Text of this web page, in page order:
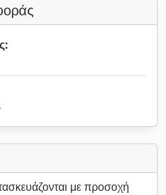
με προσοχή